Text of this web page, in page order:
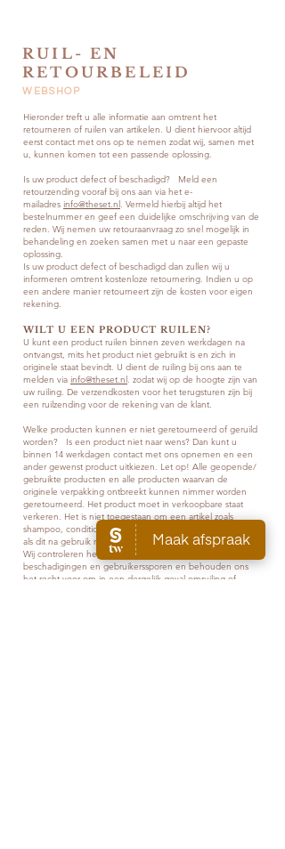
RUIL- EN
RETOURBELEID
WEBSHOP
Hieronder treft u alle informatie aan omtrent het
retourneren of ruilen van artikelen. U dient hiervoor altijd
eerst contact met ons op te nemen zodat wij, samen met
u, kunnen komen tot een passende oplossing.
Is uw product defect of beschadigd? Meld een
retourzending vooraf bij ons aan via het e-
mailadres info@theset.nl . Vermeld hierbij altijd het
bestelnummer en geef een duidelijke omschrijving van de
reden. Wij nemen uw retouraanvraag zo snel mogelijk in
behandeling en zoeken samen met u naar een gepaste
oplossing.
Is uw product defect of beschadigd dan zullen wij u
informeren omtrent kostenloze retournering. Indien u op
een andere manier retourneert zijn de kosten voor eigen
rekening.
WILT U EEN PRODUCT RUILEN?
U kunt een product ruilen binnen zeven werkdagen na
ontvangst, mits het product niet gebruikt is en zich in
originele staat bevindt. U dient de ruiling bij ons aan te
melden via info@theset.nl . zodat wij op de hoogte zijn van
uw ruiling. De verzendkosten voor het terugsturen zijn bij
een ruilzending voor de rekening van de klant.
Welke producten kunnen er niet geretourneerd of geruild
worden? Is een product niet naar wens? Dan kunt u
binnen 14 werkdagen contact met ons opnemen en een
ander gewenst product uitkiezen. Let op! Alle geopende/
gebruikte producten en alle producten waarvan de
originele verpakking ontbreekt kunnen nimmer worden
geretourneerd. Het product moet in verkoopbare staat
verkeren. Het is niet toegestaan om een artikel zoals
shampoo, conditioner, stylingsartikelen, etc.te retourneren
als dit na gebruik niet bevalt.
Wij controleren het geretourneerde artikel zorgvuldig op
beschadigingen en gebruikerssporen en behouden ons
het recht voor om in een dergelijk geval omruiling of